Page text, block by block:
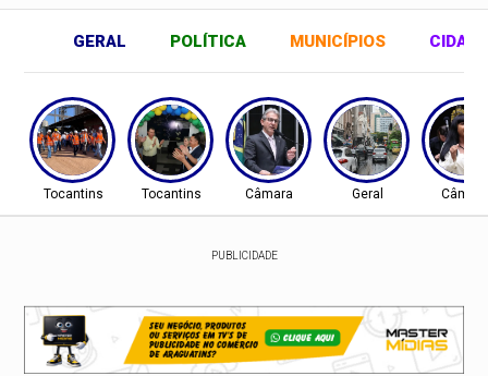
GERAL POLÍTICA MUNICÍPIOS
Tocantins Tocantins Câmara Geral
PUBLICIDADE